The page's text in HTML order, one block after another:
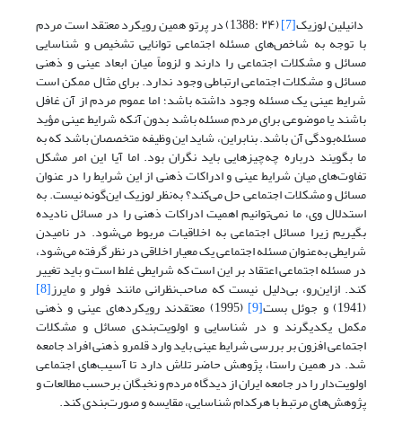
دانیلین لوزیک[7] (۲۴ :1388) در پرتو همین رویکرد معتقد است مردم
با توجه به شاخص‌های مسئله اجتماعی توانایی تشخیص و شناسایی
مسائل و مشکلات اجتماعی را دارند و لزوماً میان ابعاد عینی و ذهنی
مسائل و مشکلات اجتماعی ارتباطی وجود ندارد. برای مثال ممکن است
شرایط عینی یک مسئله وجود داشته باشد؛ اما عموم مردم از آن غافل
باشند یا موضوعی برای مردم مسئله باشد بدون آنکه شرایط عینی مؤید
مسئله‌بودگی آن باشد. بنابراین، شاید این وظیفه متخصصان باشد که به
ما بگویند درباره چه‌چیزهایی باید نگران بود. اما آیا این امر مشکل
تفاوت‌های میان شرایط عینی و ادراکات ذهنی از این شرایط را در عنوان
مسائل و مشکلات اجتماعی حل می‌کند؟ به‌نظر لوزیک این‌گونه نیست. به
استدلال وی، ما نمی‌توانیم اهمیت ادراکات ذهنی را در مسائل نادیده
بگیریم زیرا مسائل اجتماعی به اخلاقیات مربوط می‌‌شود. در نامیدن
شرایطی به‌عنوان مسئله اجتماعی یک معیار اخلاقی در نظر گرفته می‌شود،
در مسئله اجتماعی اعتقاد بر این است که شرایطی غلط است و باید تغییر
کند. ازاین‌رو، بی‌دلیل نیست که صاحب‌نظرانی مانند فولر و مایرز[8]
(1941) و جوئل بست [9] (1995) معتقدند رویکردهای عینی و ذهنی
مکمل یکدیگرند و در شناسایی و اولویت‌بندی مسائل و مشکلات
اجتماعی افزون بر بررسی شرایط عینی باید وارد قلمرو ذهنی افراد جامعه
شد. در همین راستا، پژوهش حاضر تلاش دارد تا آسیب‌های اجتماعی
اولویت‌دار را در جامعه ایران از دیدگاه مردم و نخبگان برحسب مطالعات و
پژوهش‌‌های مرتبط با هرکدام شناسایی، مقایسه و صورت‌بندی کند.